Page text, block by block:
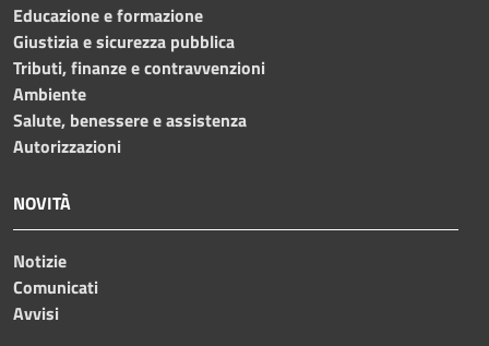
Educazione e formazione
Giustizia e sicurezza pubblica
Tributi, finanze e contravvenzioni
Ambiente
Salute, benessere e assistenza
Autorizzazioni
NOVITÀ
Notizie
Comunicati
Avvisi